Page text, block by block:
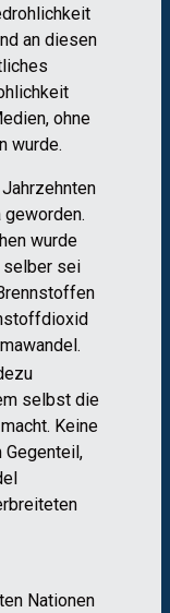
an diesen
ohne
wurde.
geworden.
wurde
selber sei
selbst die
Keine
Gegenteil,
Nationen